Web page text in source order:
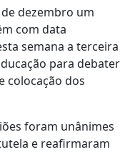
dezembro um
com data
semana a terceira
para debater
colocação dos
foram unânimes
e reafirmaram